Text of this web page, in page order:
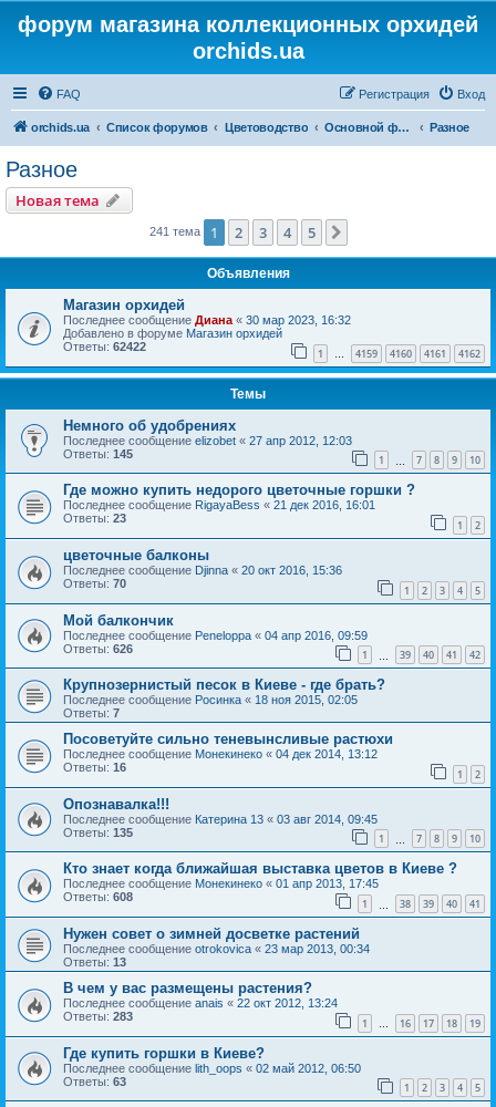
форум магазина коллекционных орхидей
orchids.ua
FAQ Вход
Регистрация
orchids.ua Список форумов Цветоводство Основной форум Разное
Разное
Новая тема
241 тема 1 2 3 4 5
Объявления
Магазин орхидей
Последнее сообщение Диана « 30 мар 2023, 16:32
Добавлено в форуме Магазин орхидей
Ответы: 62422 1 … 4159 4160 4161 4162
Темы
Немного об удобрениях
Последнее сообщение elizobet « 27 апр 2012, 12:03
Ответы: 145 1 7 8 9 10
Где можно купить недорого цветочные горшки ?
Последнее сообщение RigayaBess « 21 дек 2016, 16:01
Ответы: 23 1 2
цветочные балконы
Последнее сообщение Djinna « 20 окт 2016, 15:36
Ответы: 70 1 2 3 4 5
Мой балкончик
Последнее сообщение Peneloppa « 04 апр 2016, 09:59
Ответы: 626 1 39 40 41 42
Крупнозернистый песок в Киеве - где брать?
Последнее сообщение Росинка « 18 ноя 2015, 02:05
Ответы: 7
Посоветуйте сильно теневынсливые растюхи
Последнее сообщение Монекинеко « 04 дек 2014, 13:12
Ответы: 16 1 2
Опознавалка!!!
Последнее сообщение Катерина 13 « 03 авг 2014, 09:45
Ответы: 135 1 7 8 9 10
Кто знает когда ближайшая выставка цветов в Киеве ?
Последнее сообщение Монекинеко « 01 апр 2013, 17:45
Ответы: 608 1 38 39 40 41
Нужен совет о зимней досветке растений
Последнее сообщение otrokovica « 23 мар 2013, 00:34
Ответы: 13
В чем у вас размещены растения?
Последнее сообщение anais « 22 окт 2012, 13:24
Ответы: 283 1 … 16 17 18 19
Где купить горшки в Киеве?
Последнее сообщение lith_oops « 02 май 2012, 06:50
Ответы: 63 1 2 3 4 5